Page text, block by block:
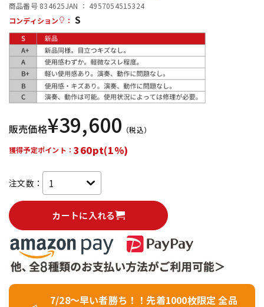
配信/ライブ機器
中古
商品番号 834625JAN ： 4957054515324
コンディション
： S
販売価格¥39,600 （税込）
獲得予定ポイント：360pt(1%)
注文数：
カートに入れる
7/28～早い者勝ち！！先着1000枚限定 全品